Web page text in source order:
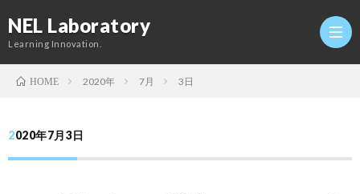
NEL Laboratory
Learning Innovation.
研
HOME 2020年 7月 3日
2020年7月3日